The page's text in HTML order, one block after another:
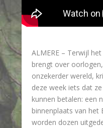
ALMERE – Terwijl
brengt over
onzekerder wereld,
deze week iets dat
kunnen betalen: een
binnenplaats van het
worden dozen